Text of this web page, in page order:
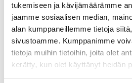
tukemiseen ja kävijämäärämme
jaamme sosiaalisen median,
alan kumppaneillemme tietoja
sivustoamme. Kumppanimme
tietoja muihin tietoihin, joita olet
kerätty, kun olet käyttänyt heidän
Airmaninminikaivinkoneeton
tarkkuutta ja ketteryyttä vaativiin
soveltuvat erinomaisesti ahtaisiin
kuten kaupunkiin, pihoille ja
Kompakti koko yhdistettynä